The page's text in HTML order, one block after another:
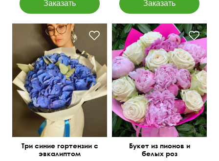
Три синие гортензии с
эвкалиптом
Современная упаковка
Букет из пионов и
белых роз